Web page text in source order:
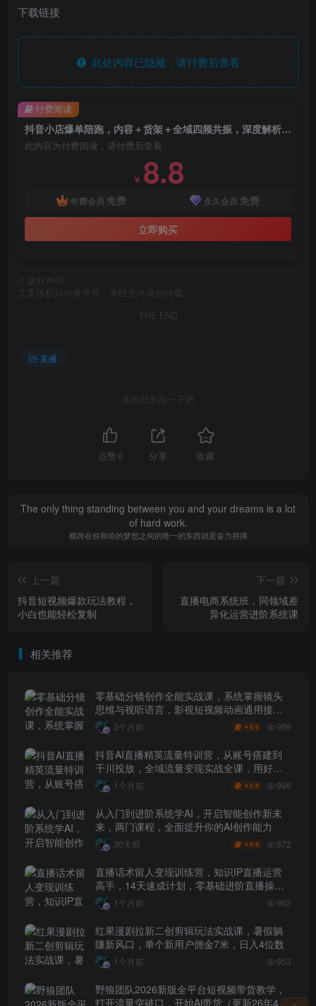
下载链接
此处内容已隐藏，请付费后查看
抖音小店爆单陪跑，内容＋货架＋全域四频共振，深度解析抖音商品卡运营体系
此内容为付费阅读，请付费后查看
￥ 8.8
年费会员 免费 永久会员 免费
立即购买
付费阅读
版权声明
文章版权归作者所有，未经允许请勿转载。
THE END
直播
喜欢就支持一下吧
点赞 0 分享 收藏
The only thing standing between you and your dreams is a lot
of hard work.
横跨在你和你的梦想之间的唯一的东西就是奋力拼搏
上一篇
抖音短视频爆款玩法教程，
小白也能轻松复制
下一篇
直播电商系统班，同领域差
异化运营进阶系统课
相关推荐
零基础分镜创作全能实战课，系统掌握镜头
思维与视听语言，影视短视频动画通用接单
技能2个月前 ￥6.6 999
抖音AI直播精英流量特训营，从账号搭建到
千川投放，全域流量变现实战全课，用好工
具让賺钱更简单
1个月前 ￥6.6 998
从入门到进阶系统学AI，开启智能创作新未
来，两门课程，全面提升你的AI创作能力
30天前 ￥6.6 972
直播话术留人变现训练营，知识IP直播运营
高手，14天速成计划，零基础进阶直播操盘
手
1个月前 962
红果漫剧拉新二创剪辑玩法实战课，暑假躺
賺新风口，单个新用户佣金7米，日入4位数
1个月前 953
野狼团队2026新版全平台短视频带货教学，
打开流量突破口，开始Ai带货（更新26年4月